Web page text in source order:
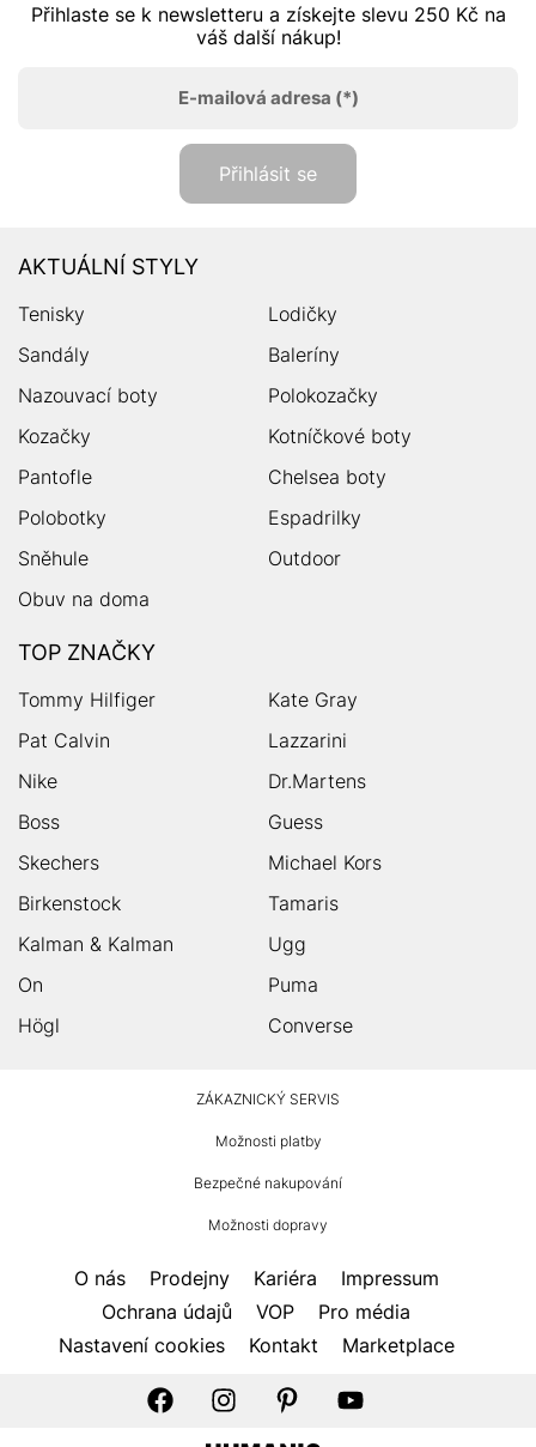
Přihlaste se k newsletteru a získejte slevu 250 Kč na
váš další nákup!
E-mailová adresa (*)
Přihlásit se
AKTUÁLNÍ STYLY
Tenisky
Lodičky
Sandály
Baleríny
Nazouvací boty
Polokozačky
Kozačky
Kotníčkové boty
Pantofle
Chelsea boty
Polobotky
Espadrilky
Sněhule
Outdoor
Obuv na doma
TOP ZNAČKY
Tommy Hilfiger
Kate Gray
Pat Calvin
Lazzarini
Nike
Dr.Martens
Boss
Guess
Skechers
Michael Kors
Birkenstock
Tamaris
Kalman & Kalman
Ugg
On
Puma
Högl
Converse
ZÁKAZNICKÝ SERVIS
Možnosti platby
Bezpečné nakupování
Možnosti dopravy
O nás Prodejny Kariéra
Impressum
Ochrana údajů
VOP
Pro média
Nastavení cookies
Kontakt Marketplace